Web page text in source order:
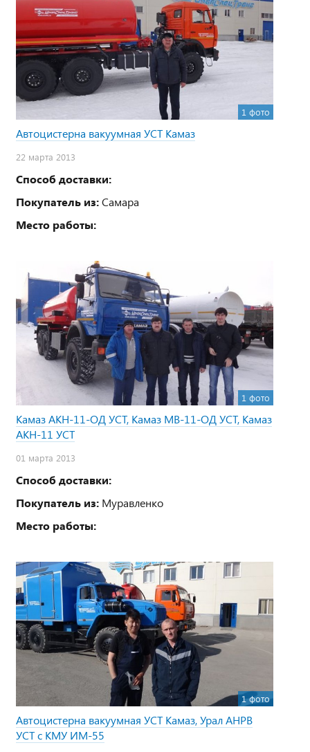
1 фото
Автоцистерна вакуумная УСТ Камаз
22 марта 2013
Способ доставки:
Покупатель из:Самара
Место работы:
1 фото
Камаз АКН-11-ОД УСТ, Камаз МВ-11-ОД УСТ, Камаз
АКН-11 УСТ
01 марта 2013
Способ доставки:
Покупатель из: Муравленко
Место работы:
1 фото
Автоцистерна вакуумная УСТ Камаз, Урал АНРВ
УСТ с КМУ ИМ-55